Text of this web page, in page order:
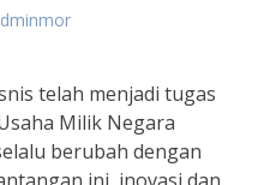
telah menjadi tugas
Milik Negara
berubah dengan